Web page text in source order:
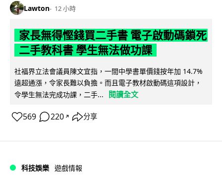
Lawton 12 小時
家長無得慳錢買二手書 電子啟動碼鎖死
二手教科書 學生無法做功課
社福界立法會議員陳文宜指，一間中學書單價錢按年加 14.7%
遠超通漲，令家長難以負擔。而且電子教材啟動碼這項設計，
令學生無法完成功課，二手...
閱讀全文
569 220 ↗ 分享
科技娛樂 遊戲情報